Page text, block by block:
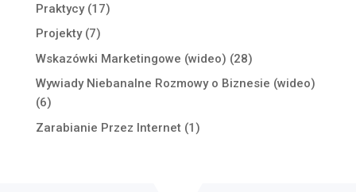
Praktycy(17)
Projekty(7)
Wskazówki Marketingowe (wideo) (28)
Wywiady Niebanalne Rozmowy o Biznesie (wideo)
(6)
Zarabianie Przez Internet(1)